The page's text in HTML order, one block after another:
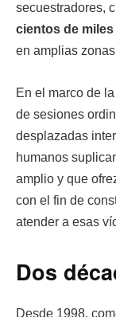
secuestradores,
cientos de
en amplias
En el marco de
de sesiones
desplazadas
humanos
amplio y que
con el fin de
atender a esas
Dos
Desde 1998,